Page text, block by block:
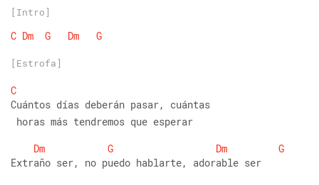
[Intro]
C Dm G Dm G
[Estrofa]
C
Cuántos días deberán pasar, cuántas
horas más tendremos que esperar
Dm
G Dm
G
Extraño ser, no puedo hablarte, adorable ser